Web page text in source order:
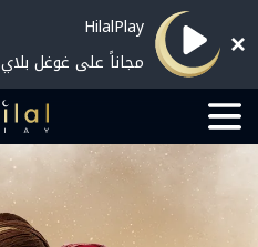
HilalPlay
مجاناً على غوغل بلاي